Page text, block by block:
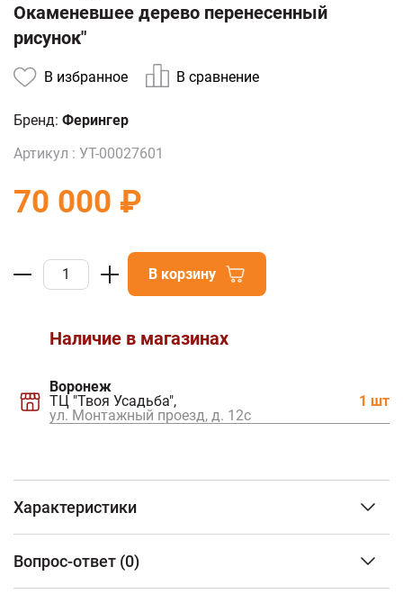
Окаменевшее дерево перенесенный
рисунок"
В избранное В сравнение
Бренд: Ферингер
Артикул : УТ-00027601
70 000 ₽
В корзину
Наличие в магазинах
Воронеж
ТЦ "Твоя Усадьба",
ул. Монтажный проезд, д. 12c
1 шт
Характеристики
экономайзер
Марка стали
конструкционная
Вопрос-ответ (0)